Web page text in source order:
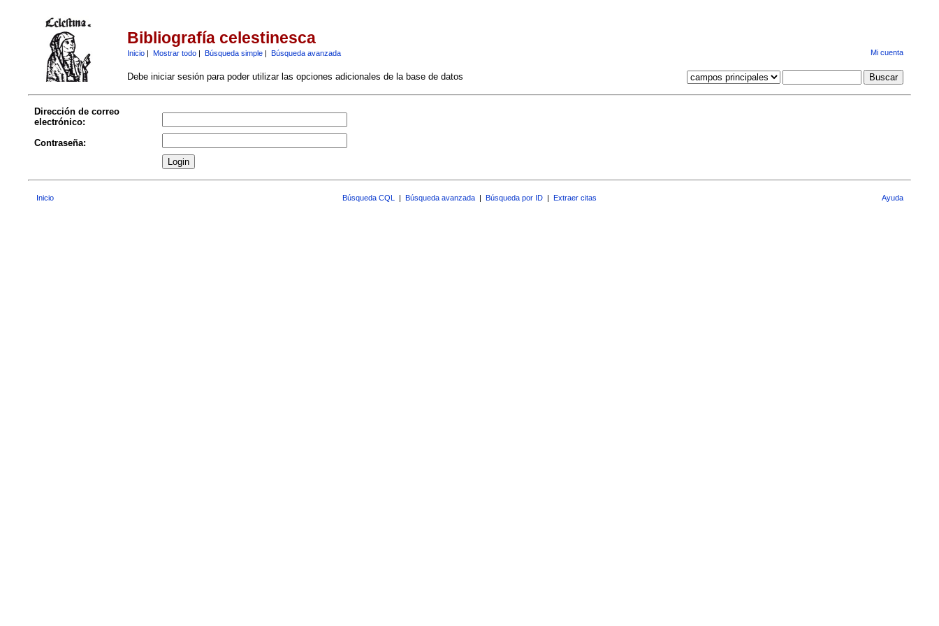
Bibliografía celestinesca
Inicio| Mostrar todo| Búsqueda simple| Búsqueda avanzada Mi cuenta
Debe iniciar sesión para poder utilizar las opciones adicionales de la base de datos
Dirección de correo
electrónico:
Contraseña:
Inicio Búsqueda CQL | Búsqueda avanzada | Búsqueda por ID | Extraer citas Ayuda